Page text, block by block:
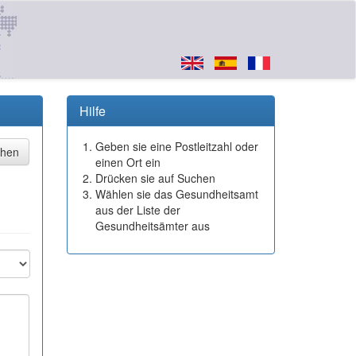
Hilfe
Geben sie eine Postleitzahl oder
einen Ort ein
Drücken sie auf Suchen
Wählen sie das Gesundheitsamt
aus der Liste der
Gesundheitsämter aus